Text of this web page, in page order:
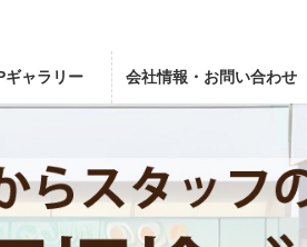
ギャラリー 会社情報・お問い合わせ